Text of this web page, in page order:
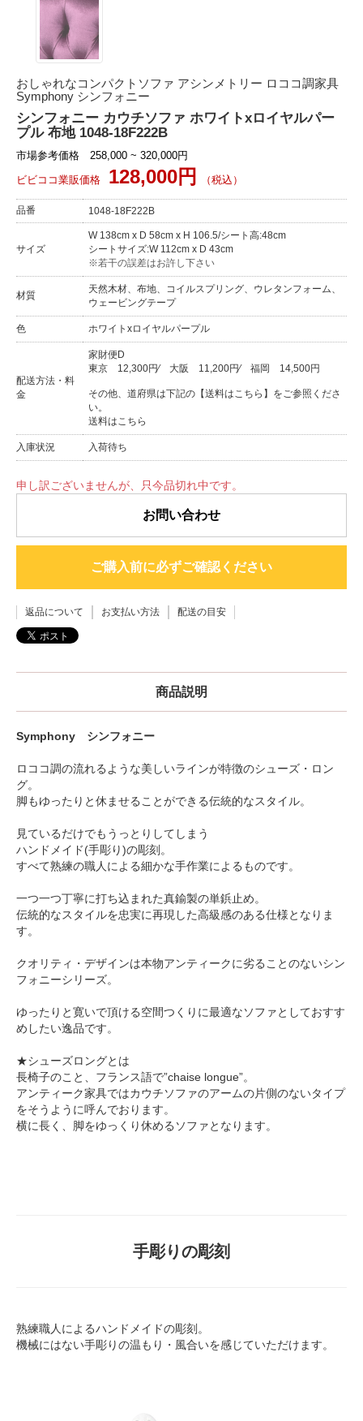
おしゃれなコンパクトソファ アシンメトリー ロココ調家具
Symphony シンフォニー
シンフォニー カウチソファ ホワイトxロイヤルパー
プル 布地 1048-18F222B
市場参考価格 258,000 ~ 320,000円
ビビココ業販価格
128,000円 （税込）
品番 1048-18F222B
サイズ
W 138cm x D 58cm x H 106.5/シート高:48cm
シートサイズ:W 112cm x D 43cm
※若干の誤差はお許し下さい
材質
天然木材、布地、コイルスプリング、ウレタンフォーム、
ウェービングテープ
色 ホワイトxロイヤルパープル
配送方法・料
金
家財便D
東京
12,300円⁄ 大阪 11,200円⁄ 福岡 14,500円
その他、道府県は下記の【送料はこちら】をご参照くださ
い。
送料はこちら
入庫状況 入荷待ち
申し訳ございませんが、只今品切れ中です。
お問い合わせ
ご購入前に必ずご確認ください
返品について お支払い方法 配送の目安
商品説明
Symphony シンフォニー
ロココ調の流れるような美しいラインが特徴のシューズ・ロン
グ。
脚もゆったりと休ませることができる伝統的なスタイル。
見ているだけでもうっとりしてしまう
ハンドメイド(手彫り)の彫刻。
すべて熟練の職人による細かな手作業によるものです。
一つ一つ丁寧に打ち込まれた真鍮製の単鋲止め。
伝統的なスタイルを忠実に再現した高級感のある仕様となりま
す。
クオリティ・デザインは本物アンティークに劣ることのないシン
フォニーシリーズ。
ゆったりと寛いで頂ける空間つくりに最適なソファとしておすす
めしたい逸品です。
★シューズロングとは
長椅子のこと、フランス語で”chaise longue”。
アンティーク家具ではカウチソファのアームの片側のないタイプ
をそうように呼んでおります。
横に長く、脚をゆっくり休めるソファとなります。
手彫りの彫刻
熟練職人によるハンドメイドの彫刻。
機械にはない手彫りの温もり・風合いを感じていただけます。